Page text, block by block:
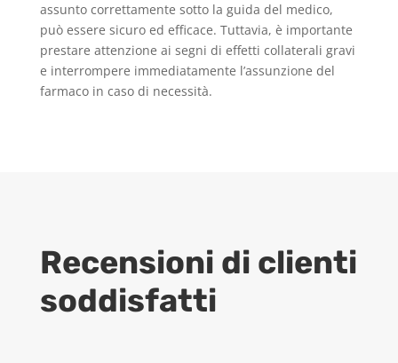
assunto correttamente sotto la guida del medico,
può essere sicuro ed efficace. Tuttavia, è importante
prestare attenzione ai segni di effetti collaterali gravi
e interrompere immediatamente l’assunzione del
farmaco in caso di necessità.
Recensioni di clienti
soddisfatti